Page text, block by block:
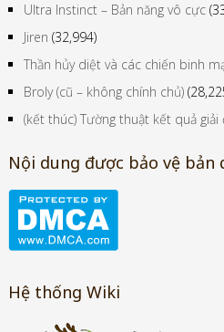
Ultra Instinct – Bản năng vô cực
Jiren (32,994)
Thần hủy diệt và các chiến binh
Broly (cũ – không chính chủ)
(kết thúc) Tường thuật kết quả giải
Nội dung được bảo vệ bản
Hệ thống Wiki